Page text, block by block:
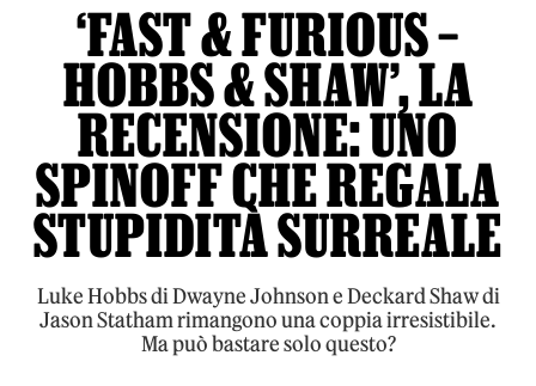
‘FAST & FURIOUS –
HOBBS & SHAW’, LA
RECENSIONE: UNO
SPINOFF CHE REGALA
STUPIDITÀ SURREALE
Luke Hobbs di Dwayne Johnson e Deckard Shaw di
Jason Statham rimangono una coppia irresistibile.
Ma può bastare solo questo?